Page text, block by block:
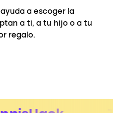
a escoger la
a ti, a tu hijo o a tu
regalo.